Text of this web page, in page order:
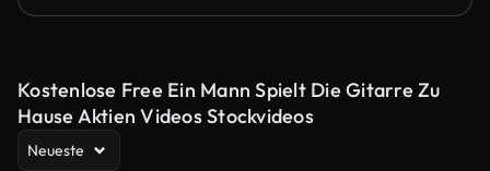
Kostenlose Free Ein Mann Spielt Die Gitarre Zu
Hause Aktien Videos Stockvideos
Neueste